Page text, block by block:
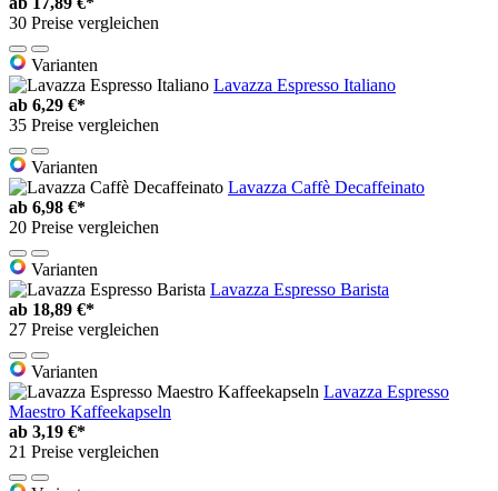
30 Preise vergleichen
Varianten
Lavazza Espresso Italiano
ab 6,29 €*
35 Preise vergleichen
Varianten
Lavazza Caffè Decaffeinato
ab 6,98 €*
20 Preise vergleichen
Varianten
Lavazza Espresso Barista
ab 18,89 €*
27 Preise vergleichen
Varianten
Lavazza Espresso
Maestro Kaffeekapseln
ab 3,19 €*
21 Preise vergleichen